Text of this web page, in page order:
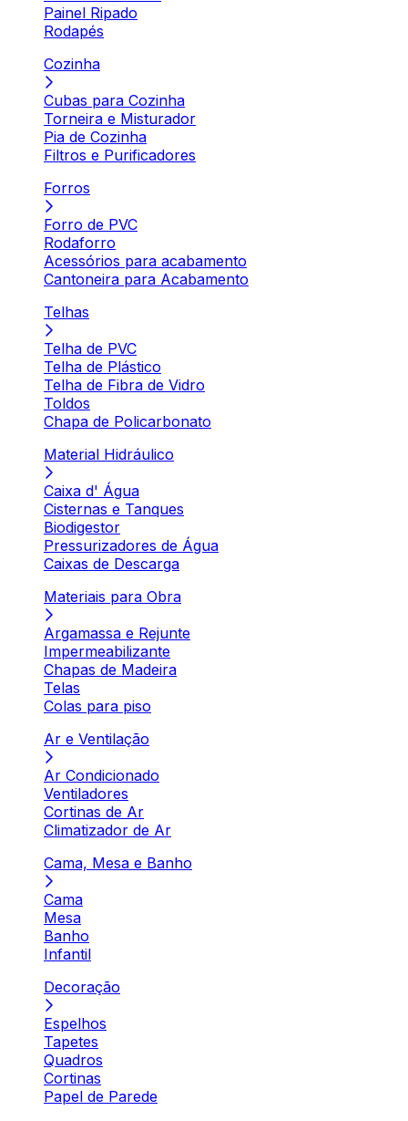
Painel Ripado
Rodapés
Cozinha
Cubas para Cozinha
Torneira e Misturador
Pia de Cozinha
Filtros e Purificadores
Forros
Forro de PVC
Rodaforro
Acessórios para acabamento
Cantoneira para Acabamento
Telhas
Telha de PVC
Telha de Plástico
Telha de Fibra de Vidro
Toldos
Chapa de Policarbonato
Material Hidráulico
Caixa d' Água
Cisternas e Tanques
Biodigestor
Pressurizadores de Água
Caixas de Descarga
Materiais para Obra
Argamassa e Rejunte
Impermeabilizante
Chapas de Madeira
Telas
Colas para piso
Ar e Ventilação
Ar Condicionado
Ventiladores
Cortinas de Ar
Climatizador de Ar
Cama, Mesa e Banho
Cama
Mesa
Banho
Infantil
Decoração
Espelhos
Tapetes
Quadros
Cortinas
Papel de Parede